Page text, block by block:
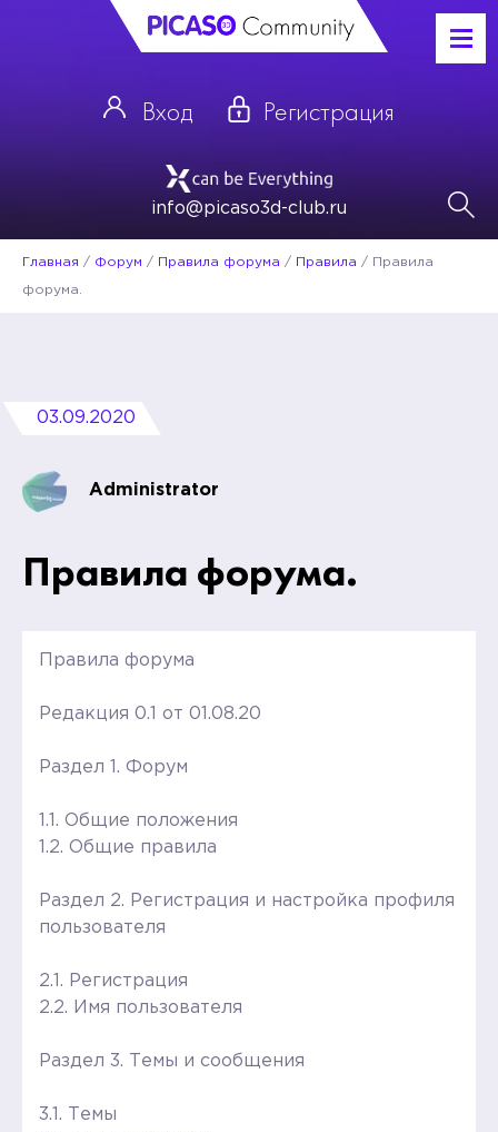
Вход Регистрация
info@picaso3d-club.ru
Главная / Форум / Правила форума / Правила / Правила
форума.
03.09.2020
Administrator
Правила форума.
Правила форума
Редакция 0.1 от 01.08.20
Раздел 1. Форум
1.1. Общие положения
1.2. Общие правила
Раздел 2. Регистрация и настройка профиля
пользователя
2.1. Регистрация
2.2. Имя пользователя
Раздел 3. Темы и сообщения
3.1. Темы